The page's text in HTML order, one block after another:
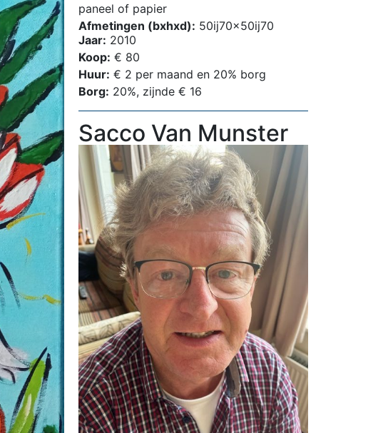
paneel of papier
Afmetingen (bxhxd): 50ij70x50ij70
Jaar: 2010
Koop: € 80
Huur: € 2 per maand en 20% borg
Borg: 20%, zijnde € 16
Sacco Van Munster